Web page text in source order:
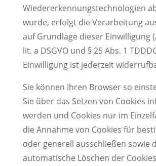
Wiedererkennungstechnologien
wurde, erfolgt die Verarbeitung
auf Grundlage dieser Einwilligung
lit. a DSGVO und § 25 Abs. 1
Einwilligung ist jederzeit
Sie können Ihren Browser so
Sie über das Setzen von Cookies
werden und Cookies nur im
die Annahme von Cookies für
oder generell ausschließen sowie
automatische Löschen der